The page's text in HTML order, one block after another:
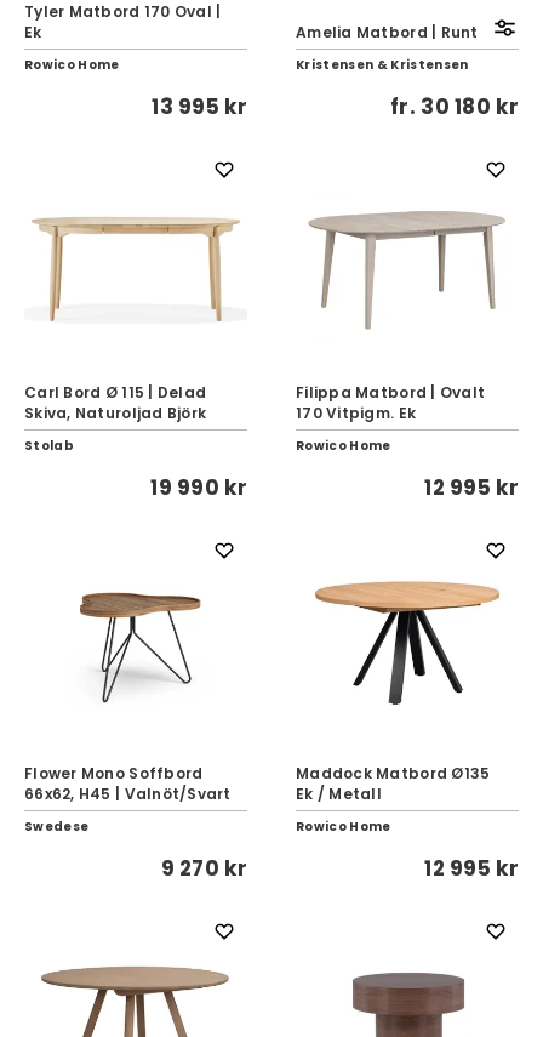
Tyler Matbord 170 Oval |
Ek
Rowico Home
13 995 kr
Amelia Matbord | Runt
Kristensen & Kristensen
fr. 30 180 kr
Carl Bord Ø 115 | Delad
Skiva, Naturoljad Björk
Stolab
19 990 kr
Filippa Matbord | Ovalt
170 Vitpigm. Ek
Rowico Home
12 995 kr
Flower Mono Soffbord
66x62, H45 | Valnöt/Svart
Swedese
9 270 kr
Maddock Matbord Ø135
Ek / Metall
Rowico Home
12 995 kr